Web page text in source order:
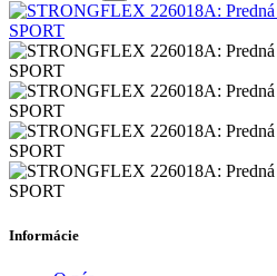
Informácie